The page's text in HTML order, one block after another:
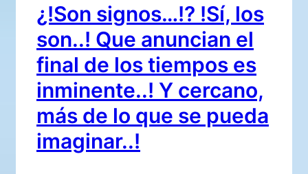
ES
DE
PIEL
BLANCA..!
¿!Son signos…!? !Sí, los
son..! Que anuncian el
final de los tiempos es
inminente..! Y cercano,
más de lo que se pueda
imaginar..!